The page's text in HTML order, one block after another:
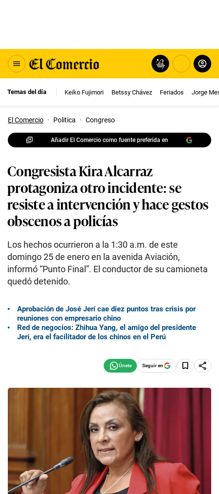
Temas del día Keiko Fujimori Betssy Chávez Feriados Jorge
El Comercio · Politica · Congreso
Añadir El Comercio como fuente preferida en
Congresista Kira Alcarraz
protagoniza otro incidente: se
resiste a intervención y hace gestos
obscenos a policías
Los hechos ocurrieron a la 1:30 a.m. de este
domingo 25 de enero en la avenida Aviación,
informó “Punto Final”. El conductor de su camioneta
quedó detenido.
Aprobación de José Jerí cae diez puntos tras crisis por
reuniones con empresario chino
Red de negocios: Zhihua Yang, el amigo del presidente
Jerí, era el facilitador de los chinos en el Perú
Seguir en